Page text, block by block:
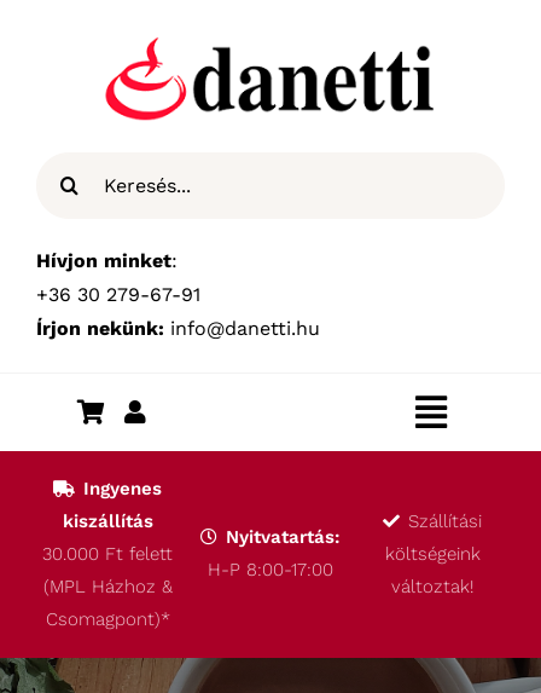
Hívjon minket:
+36 30 279-67-91
Írjon nekünk: info@danetti.hu
Toggle
Kezdőlap
Termékeink
Ingyenes
kiszállítás
30.000 Ft felett
(MPL Házhoz &
Csomagpont)*
Nyitvatartás:
H-P 8:00-17:00
Szállítási
költségeink
változtak!